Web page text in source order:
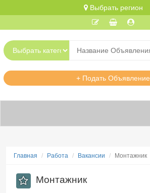
Выбрать регион
+ Подать Объявление
Главная Работа Вакансии Монтажник
Монтажник